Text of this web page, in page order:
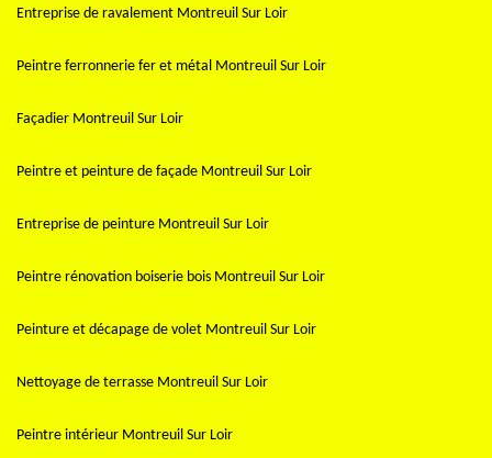
Entreprise de ravalement Montreuil Sur Loir
Peintre ferronnerie fer et métal Montreuil Sur Loir
Façadier Montreuil Sur Loir
Peintre et peinture de façade Montreuil Sur Loir
Entreprise de peinture Montreuil Sur Loir
Peintre rénovation boiserie bois Montreuil Sur Loir
Peinture et décapage de volet Montreuil Sur Loir
Nettoyage de terrasse Montreuil Sur Loir
Peintre intérieur Montreuil Sur Loir